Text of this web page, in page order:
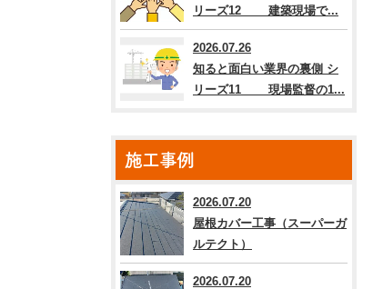
リーズ12 建築現場で...
2026.07.26
知ると面白い業界の裏側 シ
リーズ11 現場監督の1...
施工事例
2026.07.20
屋根カバー工事（スーパーガ
ルテクト）
2026.07.20